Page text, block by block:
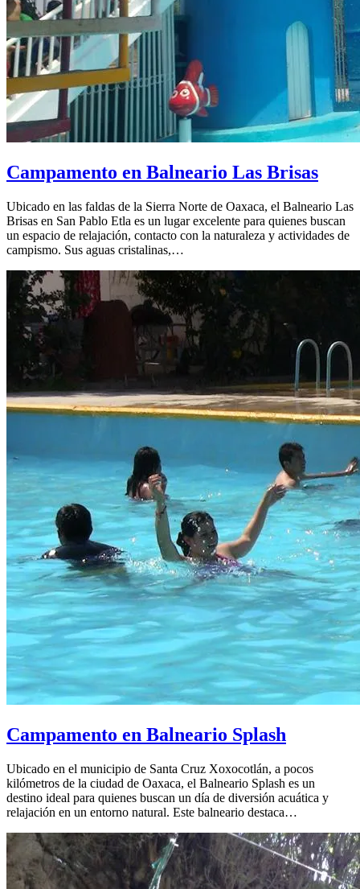
Campamento en Balneario Las Brisas
Ubicado en las faldas de la Sierra Norte de Oaxaca, el Balneario Las
Brisas en San Pablo Etla es un lugar excelente para quienes buscan
un espacio de relajación, contacto con la naturaleza y actividades de
campismo. Sus aguas cristalinas,…
Campamento en Balneario Splash
Ubicado en el municipio de Santa Cruz Xoxocotlán, a pocos
kilómetros de la ciudad de Oaxaca, el Balneario Splash es un
destino ideal para quienes buscan un día de diversión acuática y
relajación en un entorno natural. Este balneario destaca…